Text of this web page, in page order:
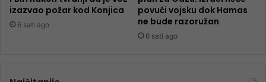
izazvao požar kod Konjica
6 sati ago
povući vojsku dok Hamas
ne bude razoružan
6 sati ago